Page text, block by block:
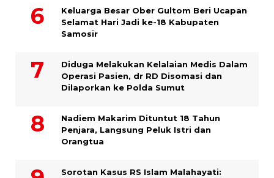
Keluarga Besar Ober Gultom Beri Ucapan
Selamat Hari Jadi ke-18 Kabupaten
Samosir
Diduga Melakukan Kelalaian Medis Dalam
Operasi Pasien, dr RD Disomasi dan
Dilaporkan ke Polda Sumut
​Nadiem Makarim Dituntut 18 Tahun
Penjara, Langsung Peluk Istri dan
Orangtua
Sorotan Kasus RS Islam Malahayati: